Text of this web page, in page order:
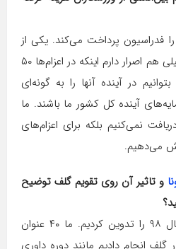
فدراسیون پرداخت می‌کند. یکی از
قوانینی که بنده گذاشتم و خیلی هم اصرار دارم اینکه در اعزام‌ها ۵۰
تا بتوانیم در آینده آنها را به گونه‌ای
آینده کل کشور ما باشند. ما
نمی‌کنیم بلکه برای اعزام‌های
می‌دهیم.
و تاثیر آن روی تقویم گلف توضیح
در سال ۹۷ تقویم ورزشی سال ۹۸ را تدوین کردیم. ما ۴۰ عنوان